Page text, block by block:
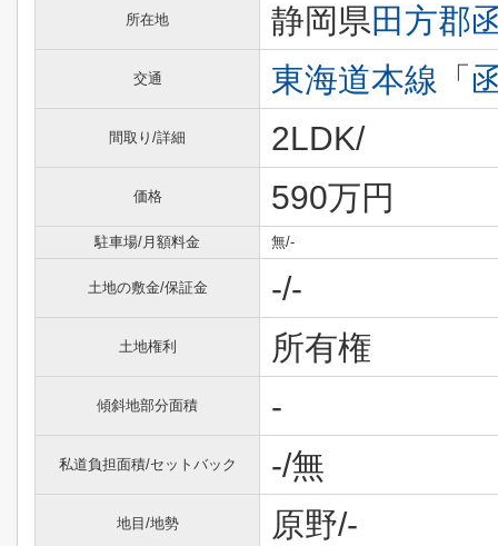
所在地 静岡県田方郡
交通 東海道本線 「
間取り/詳細 2LDK/
価格 590万円
駐車場/月額料金 無/-
土地の敷金/保証金 -/-
土地権利 所有権
傾斜地部分面積 -
私道負担面積/セットバック -/無
地目/地勢 原野/-